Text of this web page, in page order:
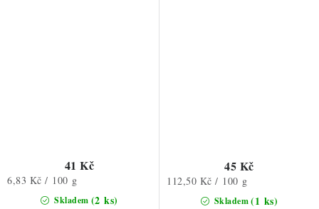
Skladem (2 ks)
41 Kč
Měrná
6,83 Kč / 100 g
Skladem(1 ks)
45 Kč
Měrná
112,50 Kč / 100 g